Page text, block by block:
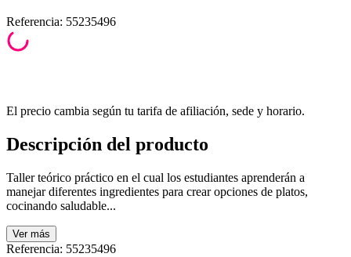
Referencia: 55235496
El precio cambia según tu tarifa de afiliación, sede y horario.
Descripción del producto
Taller teórico práctico en el cual los estudiantes aprenderán a
manejar diferentes ingredientes para crear opciones de platos,
cocinando saludable...
Ver más
Referencia: 55235496